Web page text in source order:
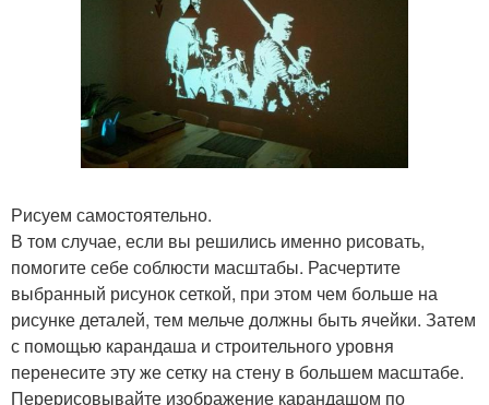
Рисуем самостоятельно.
В том случае, если вы решились именно рисовать,
помогите себе соблюсти масштабы. Расчертите
выбранный рисунок сеткой, при этом чем больше на
рисунке деталей, тем мельче должны быть ячейки. Затем
с помощью карандаша и строительного уровня
перенесите эту же сетку на стену в большем масштабе.
Перерисовывайте изображение карандашом по